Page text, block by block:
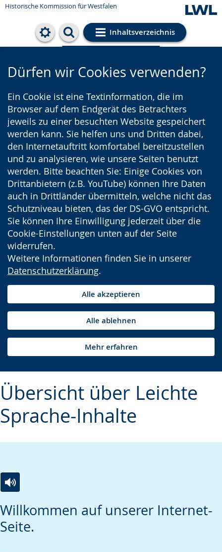
Historische Kommission für Westfalen
Inhaltsverzeichnis
Cookie-Einstellungen
Dürfen wir Cookies verwenden?
Ein Cookie ist eine Textinformation, die im
Browser auf dem Endgerät des Betrachters
jeweils zu einer besuchten Website gespeichert
werden kann. Sie helfen uns und Dritten dabei,
den Internetauftritt komfortabel bereitzustellen
und zu analysieren, wie unsere Seiten benutzt
werden. Bitte beachten Sie: Einige Cookies von
Drittanbietern (z.B. YouTube) können Ihre Daten
auch in Drittländer übermitteln, welche nicht das
Schutzniveau bieten, das der DS-GVO entspricht.
Sie können Ihre Einwilligung jederzeit über die
Cookie-Einstellungen unten auf der Seite
widerrufen.
Weitere Informationen finden Sie in unserer
Datenschutzerklärung.
Alle akzeptieren
Alle ablehnen
Mehr erfahren
Übersicht über Leichte
Sprache-Inhalte
Willkommen auf unserer Internet-
Seite.
Leichten
Sprache
Audio-
Unterstützung.
Video
in